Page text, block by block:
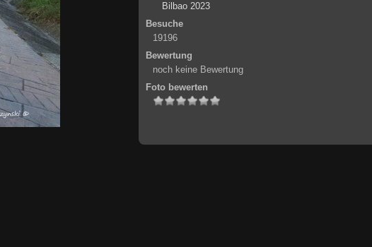
Bilbao 2023
Besuche
19196
Bewertung
noch keine Bewertung
Foto bewerten